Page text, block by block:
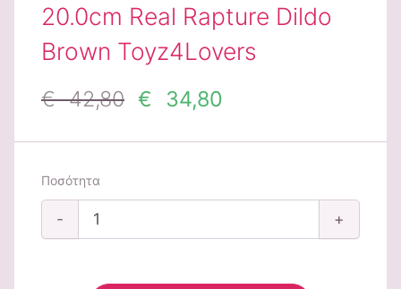
20.0cm Real Rapture Dildo
Brown Toyz4Lovers
€ 42,80 € 34,80
Ποσότητα
- +